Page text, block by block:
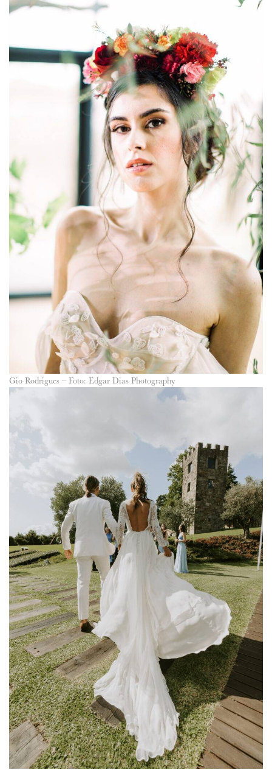
Gio Rodrigues – Foto: Edgar Dias Photography